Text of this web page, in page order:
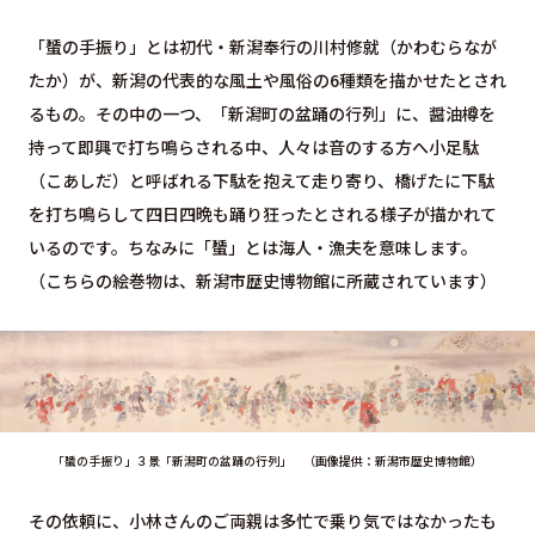
「蜑の手振り」とは初代・新潟奉行の川村修就（かわむらなが
たか）が、新潟の代表的な風土や風俗の6種類を描かせたとされ
るもの。その中の一つ、「新潟町の盆踊の行列」に、醤油樽を
持って即興で打ち鳴らされる中、人々は音のする方へ小足駄
（こあしだ）と呼ばれる下駄を抱えて走り寄り、橋げたに下駄
を打ち鳴らして四日四晩も踊り狂ったとされる様子が描かれて
いるのです。ちなみに「蜑」とは海人・漁夫を意味します。
（こちらの絵巻物は、新潟市歴史博物館に所蔵されています）
「蜑の手振り」３景「新潟町の盆踊の行列」 （画像提供：新潟市歴史博物館）
その依頼に、小林さんのご両親は多忙で乗り気ではなかったも